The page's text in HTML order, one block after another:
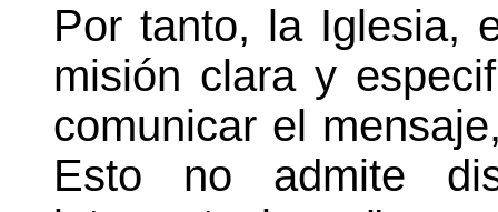
Por tanto, la Iglesia,
misión clara y
comunicar el
Esto no admite